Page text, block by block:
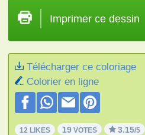
Imprimer ce dessin
Télécharger ce coloriage
Colorier en ligne
12 LIKES 19 VOTES 3.15/5